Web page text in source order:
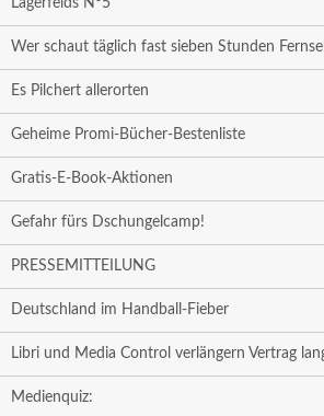
Lagerfelds N°5
Wer schaut täglich fast sieben Stunden
Es Pilchert allerorten
Geheime Promi-Bücher-Bestenliste
Gratis-E-Book-Aktionen
Gefahr fürs Dschungelcamp!
PRESSEMITTEILUNG
Deutschland im Handball-Fieber
Libri und Media Control verlängern Vertrag
Medienquiz: